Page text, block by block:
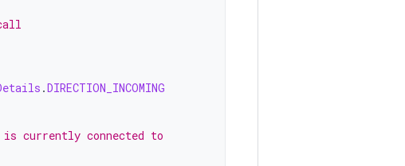
.DIRECTION_INCOMING
currently connected to